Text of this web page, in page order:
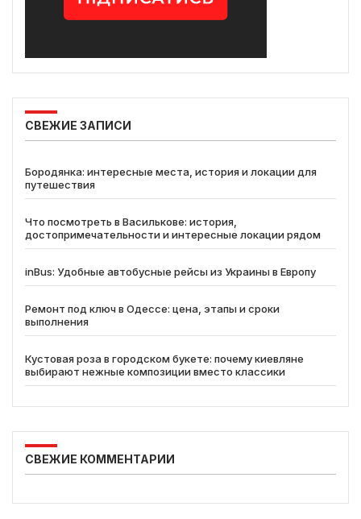
СВЕЖИЕ ЗАПИСИ
Бородянка: интересные места, история и локации для
путешествия
Что посмотреть в Василькове: история,
достопримечательности и интересные локации рядом
inBus: Удобные автобусные рейсы из Украины в Европу
Ремонт под ключ в Одессе: цена, этапы и сроки
выполнения
Кустовая роза в городском букете: почему киевляне
выбирают нежные композиции вместо классики
СВЕЖИЕ КОММЕНТАРИИ